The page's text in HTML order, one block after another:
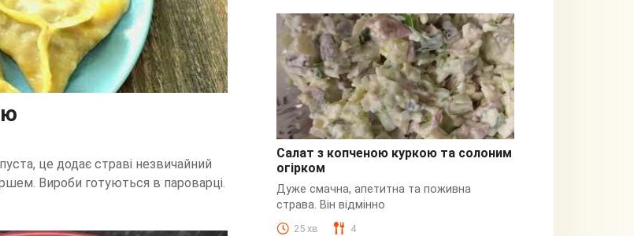
це додає страві незвичайний
Вироби готуються в пароварці.
З куркою
Салат з копченою куркою та солоним
огірком
Дуже смачна, апетитна та поживна
страва. Він відмінно
25 хв 4